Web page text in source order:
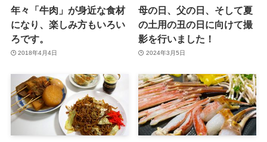
年々「牛肉」が身近な食材
になり、楽しみ方もいろい
ろです。
2018年4月4日
母の日、父の日、そして夏
の土用の丑の日に向けて撮
影を行いました！
2024年3月5日